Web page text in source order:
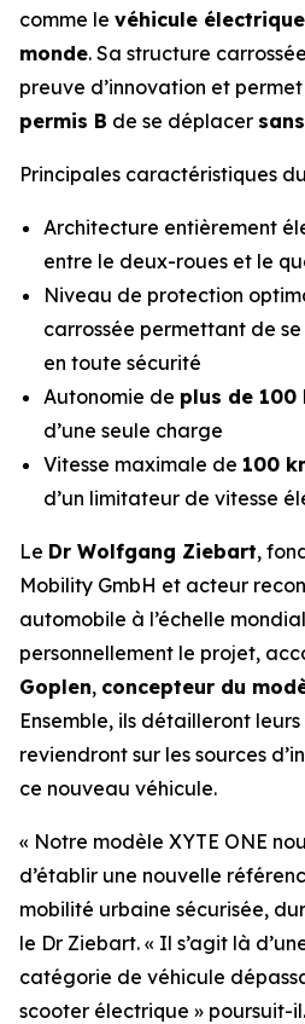
comme le véhicule
monde. Sa structure
preuve d’innovation et
permis B de se déplacer
Principales caractéristiques
Architecture entièrement
entre le deux-roues et le
Niveau de protection
carrossée permettant de
en toute sécurité
Autonomie de plus de 100
d’une seule charge
Vitesse maximale de 100
d’un limitateur de vitesse
Le Dr Wolfgang Ziebart,
Mobility GmbH et acteur
automobile à l’échelle
personnellement le projet,
Goplen, concepteur du
Ensemble, ils détailleront
reviendront sur les sources
ce nouveau véhicule.
« Notre modèle XYTE ONE
d’établir une nouvelle
mobilité urbaine sécurisée,
le Dr Ziebart. « Il s’agit là
catégorie de véhicule
scooter électrique » poursuit-il.